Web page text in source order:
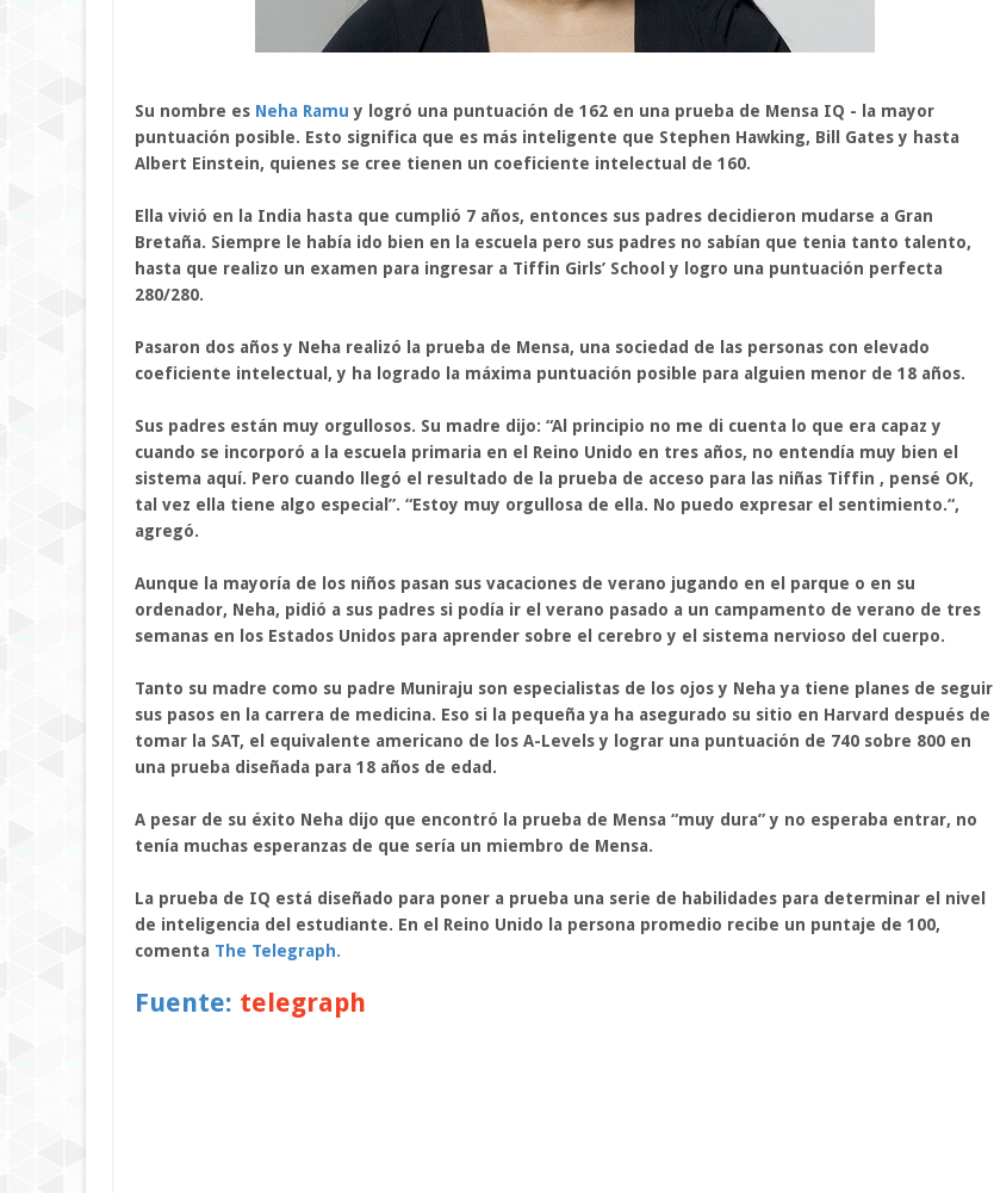
Su nombre es Neha Ramu y logró una puntuación de 162 en una prueba de Mensa IQ - la mayor
puntuación posible. Esto significa que es más inteligente que Stephen Hawking, Bill Gates y hasta
Albert Einstein, quienes se cree tienen un coeficiente intelectual de 160.
Ella vivió en la India hasta que cumplió 7 años, entonces sus padres decidieron mudarse a Gran
Bretaña. Siempre le había ido bien en la escuela pero sus padres no sabían que tenia tanto talento,
hasta que realizo un examen para ingresar a Tiffin Girls’ School y logro una puntuación perfecta
280/280.
Pasaron dos años y Neha realizó la prueba de Mensa, una sociedad de las personas con elevado
coeficiente intelectual, y ha logrado la máxima puntuación posible para alguien menor de 18 años.
Sus padres están muy orgullosos. Su madre dijo: “Al principio no me di cuenta lo que era capaz y
cuando se incorporó a la escuela primaria en el Reino Unido en tres años, no entendía muy bien el
sistema aquí. Pero cuando llegó el resultado de la prueba de acceso para las niñas Tiffin , pensé OK,
tal vez ella tiene algo especial”. “Estoy muy orgullosa de ella. No puedo expresar el sentimiento.“,
agregó.
Aunque la mayoría de los niños pasan sus vacaciones de verano jugando en el parque o en su
ordenador, Neha, pidió a sus padres si podía ir el verano pasado a un campamento de verano de tres
semanas en los Estados Unidos para aprender sobre el cerebro y el sistema nervioso del cuerpo.
Tanto su madre como su padre Muniraju son especialistas de los ojos y Neha ya tiene planes de seguir
sus pasos en la carrera de medicina. Eso si la pequeña ya ha asegurado su sitio en Harvard después de
tomar la SAT, el equivalente americano de los A-Levels y lograr una puntuación de 740 sobre 800 en
una prueba diseñada para 18 años de edad.
A pesar de su éxito Neha dijo que encontró la prueba de Mensa “muy dura” y no esperaba entrar, no
tenía muchas esperanzas de que sería un miembro de Mensa.
La prueba de IQ está diseñado para poner a prueba una serie de habilidades para determinar el nivel
de inteligencia del estudiante. En el Reino Unido la persona promedio recibe un puntaje de 100,
comenta The Telegraph.
Fuente: telegraph